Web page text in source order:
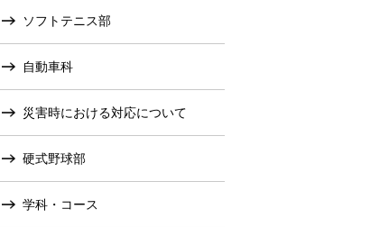
ソフトテニス部
自動車科
災害時における対応について
硬式野球部
学科・コース